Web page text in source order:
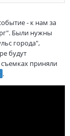
- к нам за
Были нужны
города",
будут
съемках приняли
.